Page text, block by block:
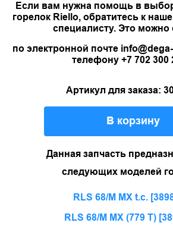
Если вам нужна помощь в
горелок Riello, обратитесь к
специалисту. Это можно
по электронной почте
телефону +7 702 300
Артикул для заказа:
В корзину
Данная запчасть
следующих моделей
RLS 68/M MX t.c.
RLS 68/M MX (779 T)